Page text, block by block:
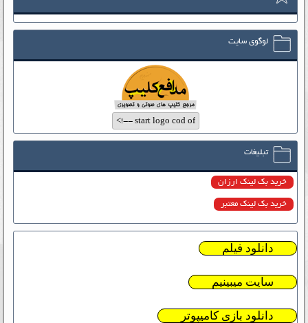
لوگوی سایت
تبلیغات
خرید بک لینک ارزان
خرید بک لینک معتبر
دانلود فیلم
سایت میبینیم
دانلود بازی کامیپوتر